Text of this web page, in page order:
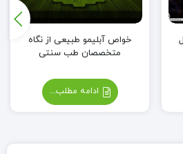
خواص آبلیمو طبیعی از نگاه
متخصصان طب سنتی
ادامه مطلب...